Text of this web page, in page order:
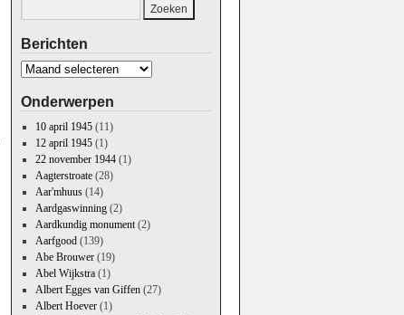
Berichten
Onderwerpen
10 april 1945(11)
12 april 1945(1)
22 november 1944(1)
Aagterstroate(28)
Aar'mhuus(14)
Aardgaswinning(2)
Aardkundig monument(2)
Aarfgood(139)
Abe Brouwer(19)
Abel Wijkstra(1)
Albert Egges van Giffen(27)
Albert Hoever(1)